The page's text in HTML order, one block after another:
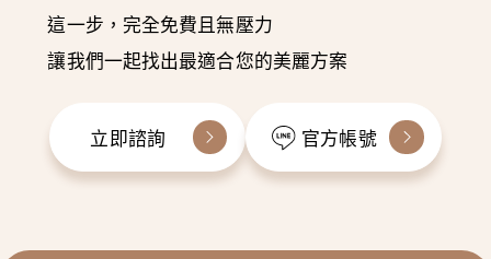
這一步，完全免費且無壓力
讓我們一起找出最適合您的美麗方案
立即諮詢 官方帳號